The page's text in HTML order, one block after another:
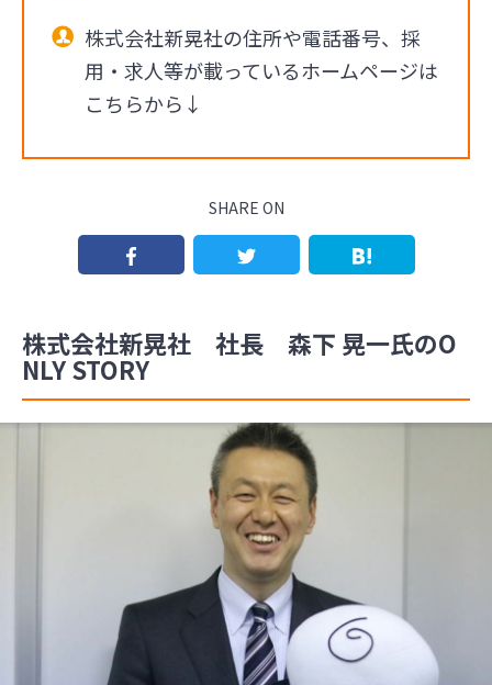
株式会社新晃社の住所や電話番号、採
用・求人等が載っているホームページは
こちらから↓
SHARE ON
株式会社新晃社 社長 森下 晃一氏のO
NLY STORY